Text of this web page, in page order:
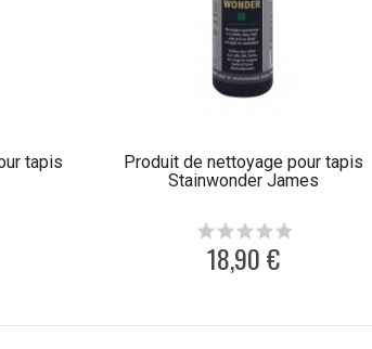
tapis
Produit de nettoyage pour tapis
Stainwonder James
18,90 €